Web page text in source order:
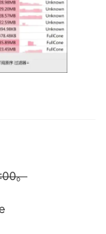
。